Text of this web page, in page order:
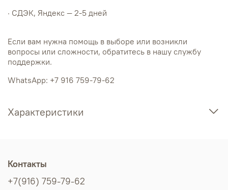
· СДЭК, Яндекс — 2-5 дней
Если вам нужна помощь в выборе или возникли
вопросы или сложности, обратитесь в нашу службу
поддержки.
WhatsApp: +7 916 759-79-62
Характеристики
Контакты
+7(916) 759-79-62